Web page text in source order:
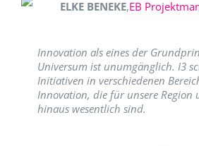
ELKE BENEKE,EB
Innovation als eines der
Universum ist unumgänglich. I3
Initiativen in verschiedenen
Innovation, die für unsere Region
hinaus wesentlich sind.